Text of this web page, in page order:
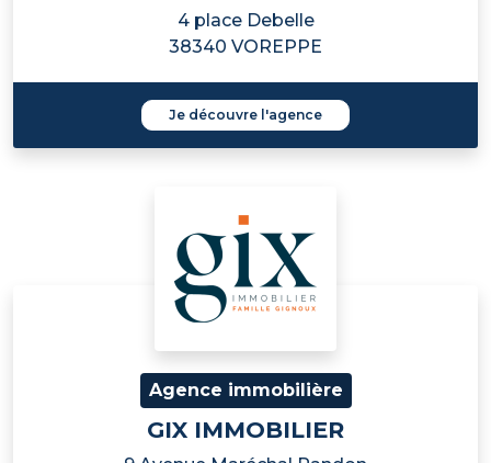
4 place Debelle
38340 VOREPPE
Je découvre l'agence
Agence immobilière
GIX IMMOBILIER